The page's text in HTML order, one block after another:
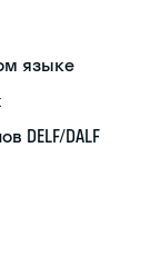
языке
DELF/DALF